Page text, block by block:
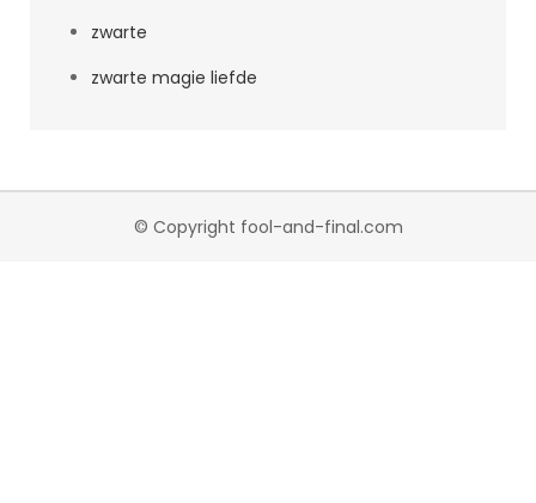
zwarte
zwarte magie liefde
© Copyright fool-and-final.com